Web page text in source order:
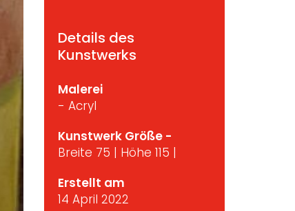
Details des
Kunstwerks
Malerei
- Acryl
Kunstwerk Größe -
Breite 75 | Höhe 115 |
Erstellt am
14 April 2022